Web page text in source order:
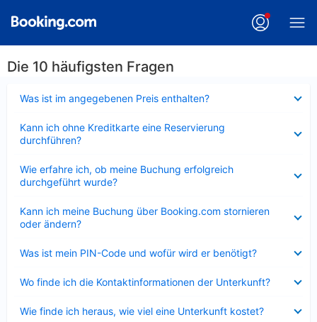
Die 10 häufigsten Fragen
Was ist im angegebenen Preis enthalten?
Kann ich ohne Kreditkarte eine Reservierung
durchführen?
Wie erfahre ich, ob meine Buchung erfolgreich
durchgeführt wurde?
Kann ich meine Buchung über Booking.com stornieren
oder ändern?
Was ist mein PIN-Code und wofür wird er benötigt?
Wo finde ich die Kontaktinformationen der Unterkunft?
Wie finde ich heraus, wie viel eine Unterkunft kostet?